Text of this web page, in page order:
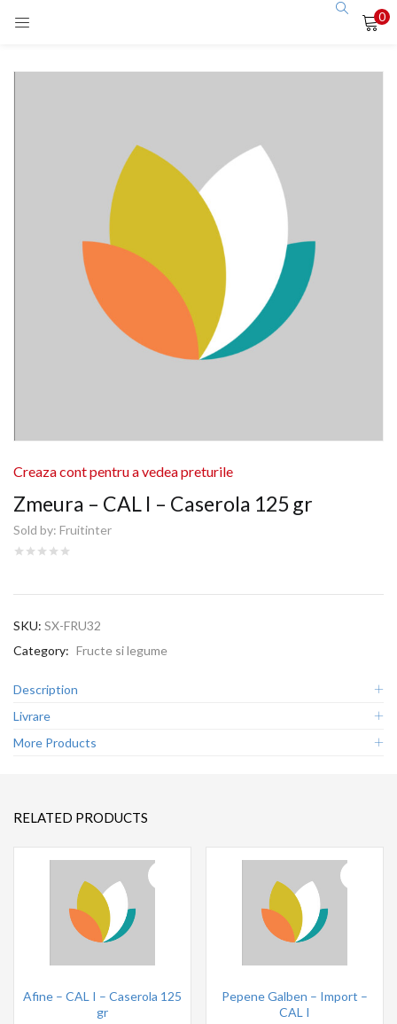
0
Zmeura – CAL I – Caserola 125 gr
Sold by: Fruitinter
Creaza cont pentru a vedea preturile
SKU: SX-FRU32
Category: Fructe si legume
Description
Livrare
More Products
RELATED PRODUCTS
Afine – CAL I – Caserola 125
gr
Pepene Galben – Import –
CAL I
Remember me
Lost password?